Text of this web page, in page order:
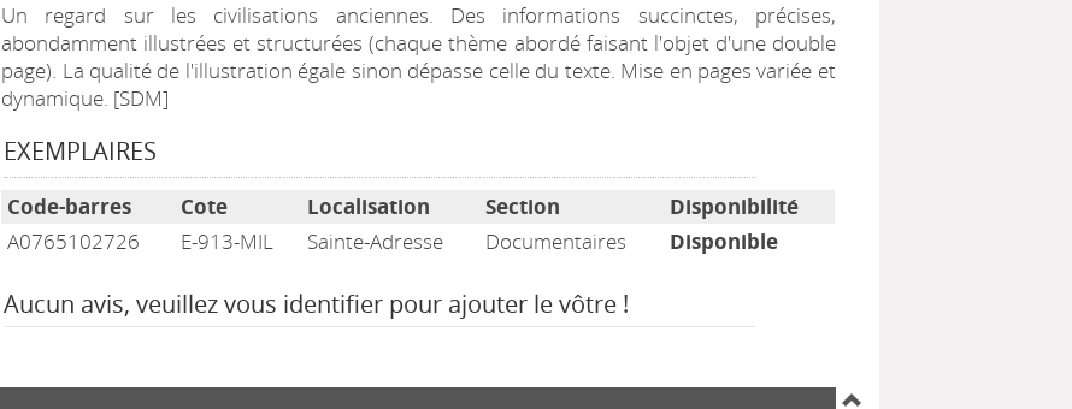
Un regard sur les civilisations anciennes. Des informations succinctes, précises,
abondamment illustrées et structurées (chaque thème abordé faisant l'objet d'une double
page). La qualité de l'illustration égale sinon dépasse celle du texte. Mise en pages variée et
dynamique. [SDM]
EXEMPLAIRES
Code-barres Cote Localisation Section
Disponibilité
A0765102726
E-913-MIL Sainte-Adresse Documentaires Disponible
Aucun avis, veuillez vous identifier pour ajouter le vôtre !